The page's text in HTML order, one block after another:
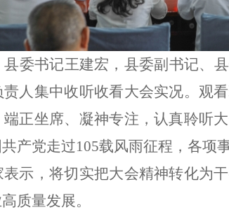
委书记王建宏，县委副书记、
人集中收听收看大会实况。观
正坐席、凝神专注，认真聆听
产党走过105载风雨征程，各项
示，将切实把大会精神转化为
质量发展。